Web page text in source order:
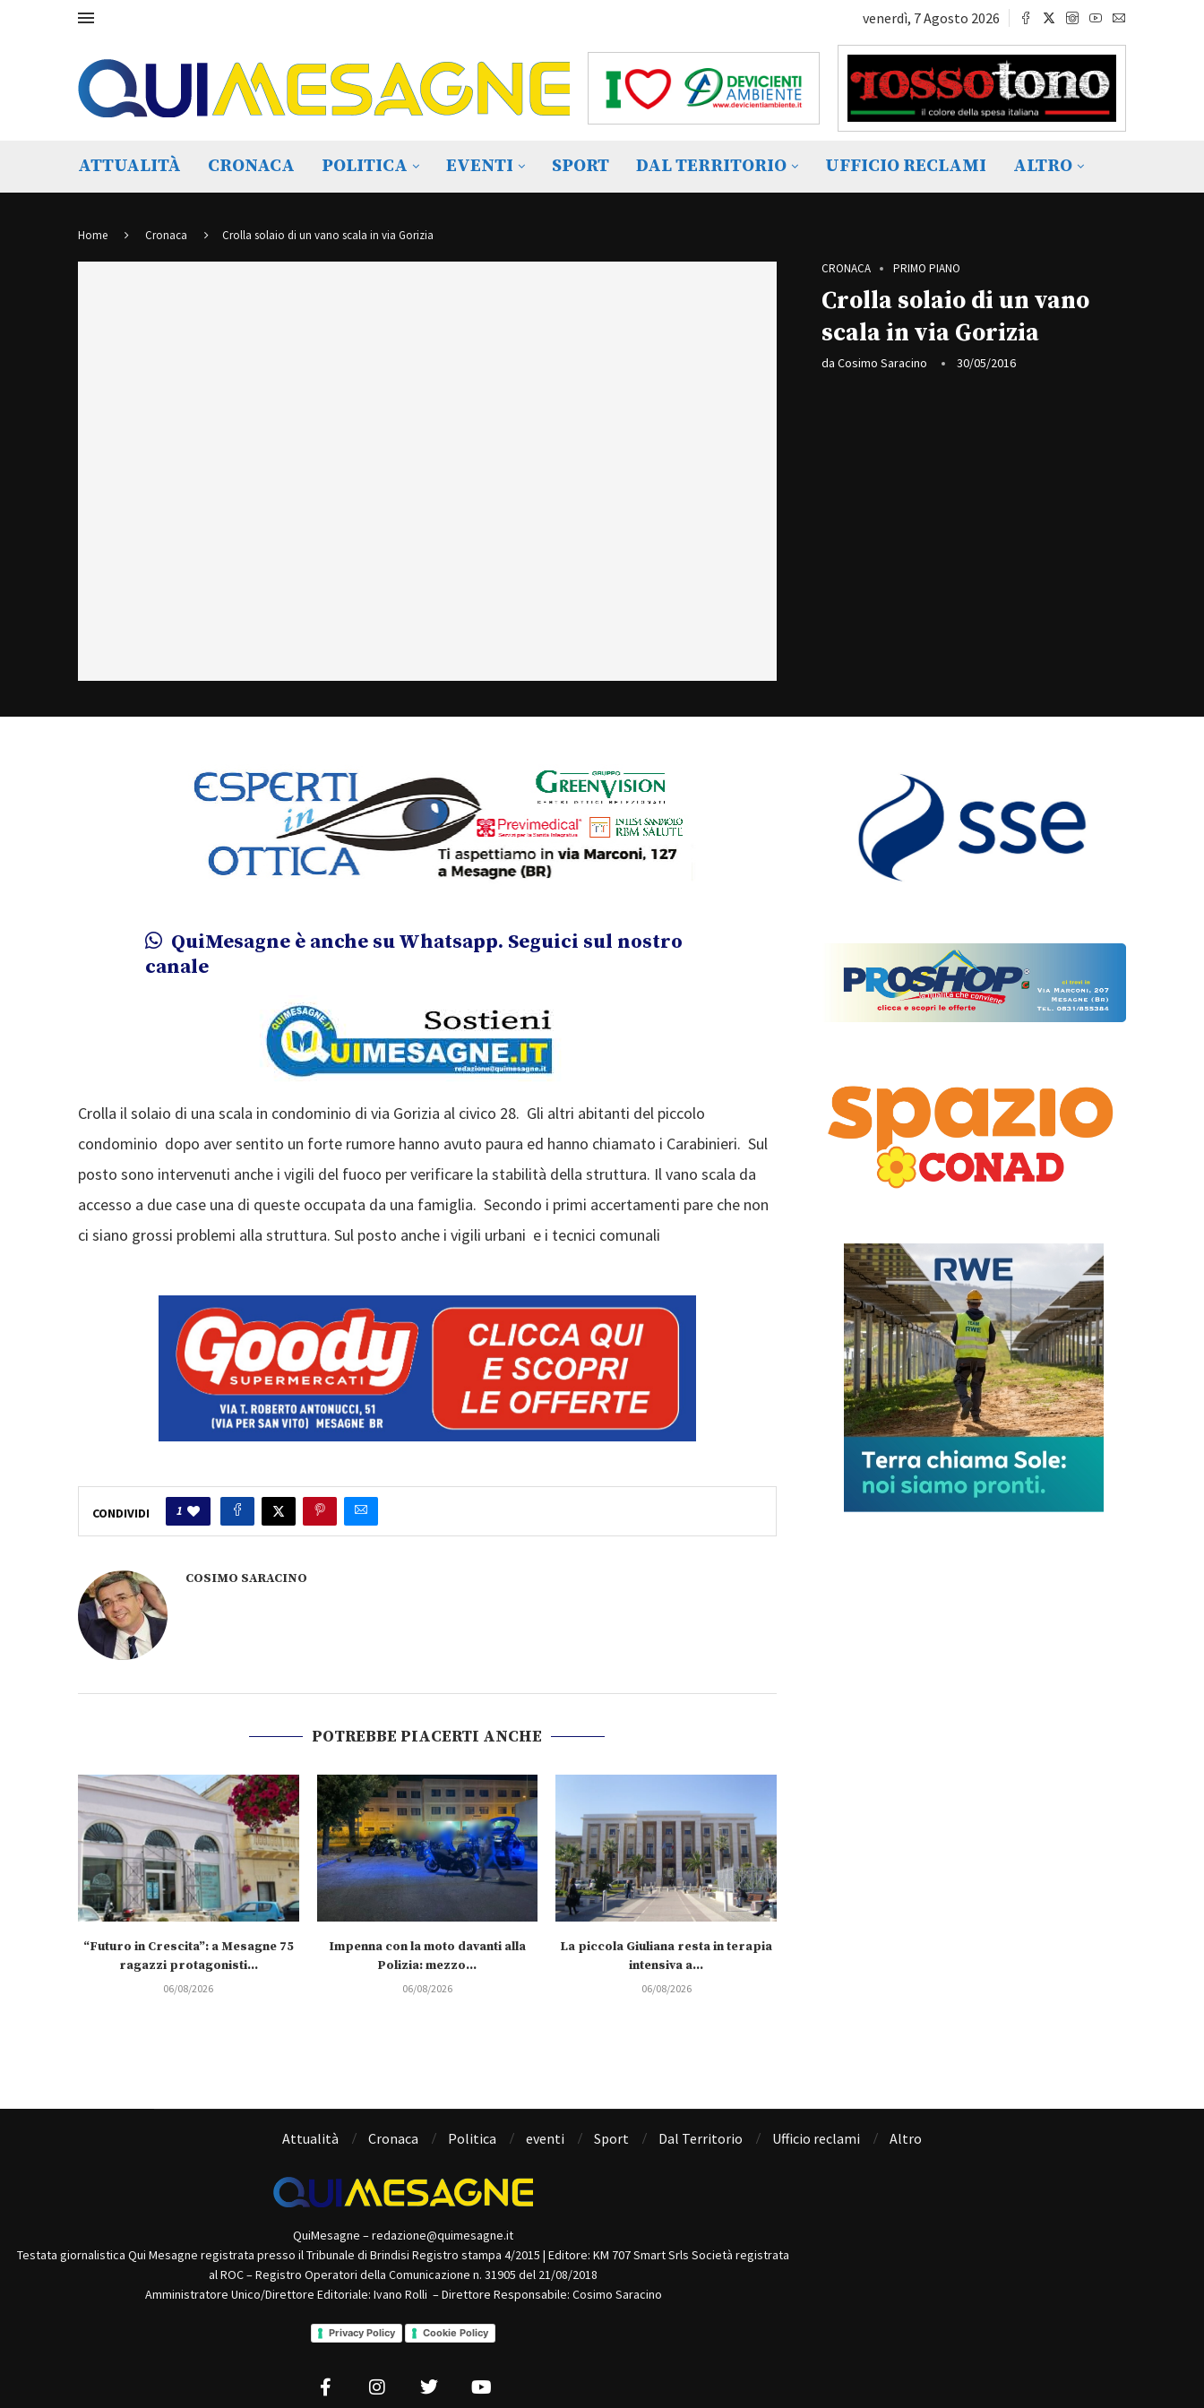
venerdì, 7 Agosto 2026
ATTUALITÀ CRONACA POLITICA EVENTI SPORT DAL TERRITORIO UFFICIO RECLAMI ALTRO
Home Cronaca Crolla solaio di un vano scala in via Gorizia
CRONACA PRIMO PIANO
Crolla solaio di un vano
scala in via Gorizia
da Cosimo Saracino 30/05/2016
QuiMesagne è anche su Whatsapp. Seguici sul nostro
canale
Crolla il solaio di una scala in condominio di via Gorizia al civico 28. Gli altri abitanti del piccolo
condominio dopo aver sentito un forte rumore hanno avuto paura ed hanno chiamato i Carabinieri. Sul
posto sono intervenuti anche i vigili del fuoco per verificare la stabilità della struttura. Il vano scala da
accesso a due case una di queste occupata da una famiglia. Secondo i primi accertamenti pare che non
ci siano grossi problemi alla struttura. Sul posto anche i vigili urbani e i tecnici comunali
CONDIVIDI 1
COSIMO SARACINO
POTREBBE PIACERTI ANCHE
“Futuro in Crescita”: a Mesagne 75
ragazzi protagonisti...
06/08/2026
Impenna con la moto davanti alla
Polizia: mezzo...
06/08/2026
La piccola Giuliana resta in terapia
intensiva a...
06/08/2026
Attualità Cronaca Politica eventi Sport Dal Territorio Ufficio reclami Altro
QuiMesagne – redazione@quimesagne.it
Testata giornalistica Qui Mesagne registrata presso il Tribunale di Brindisi Registro stampa 4/2015 | Editore: KM 707 Smart Srls Società registrata
al ROC – Registro Operatori della Comunicazione n. 31905 del 21/08/2018
Amministratore Unico/Direttore Editoriale: Ivano Rolli – Direttore Responsabile: Cosimo Saracino
Privacy Policy Cookie Policy